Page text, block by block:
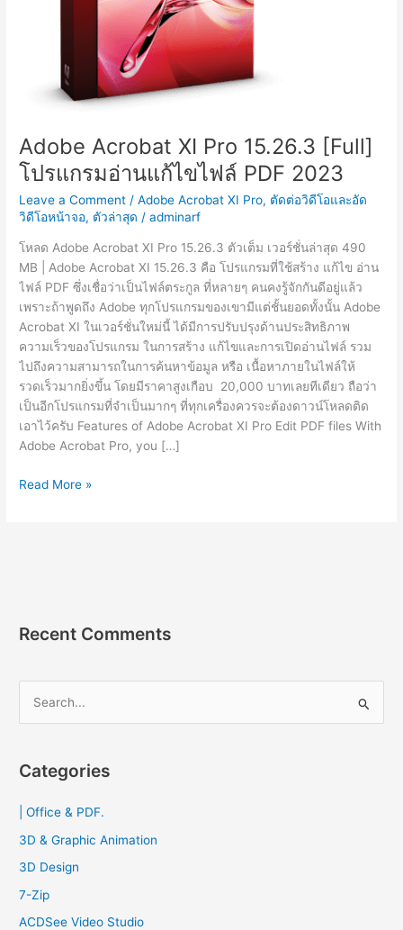
Adobe Acrobat XI Pro 15.26.3 [Full]
โปรแกรมอ่านแก้ไขไฟล์ PDF 2023
Leave a Comment /Adobe Acrobat XI Pro, ตัดต่อวิดีโอและอัด
วิดีโอหน้าจอ, ตัวล่าสุด /adminarf
โหลด Adobe Acrobat XI Pro 15.26.3 ตัวเต็ม เวอร์ชั่นล่าสุด 490
MB | Adobe Acrobat XI 15.26.3 คือ โปรแกรมที่ใช้สร้าง แก้ไข อ่าน
ไฟล์ PDF ซึ่งเชื่อว่าเป็นไฟล์ตระกูล ที่หลายๆ คนคงรู้จักกันดีอยู่แล้ว
เพราะถ้าพูดถึง Adobe ทุกโปรแกรมของเขามีแต่ชั้นยอดทั้งนั้น Adobe
Acrobat XI ในเวอร์ชั่นใหม่นี้ ได้มีการปรับปรุงด้านประสิทธิภาพ
ความเร็วของโปรแกรม ในการสร้าง แก้ไขและการเปิดอ่านไฟล์ รวม
ไปถึงความสามารถในการค้นหาข้อมูล หรือ เนื้อหาภายในไฟล์ให้
รวดเร็วมากยิ่งขึ้น โดยมีราคาสูงเกือบ 20,000 บาทเลยทีเดียว ถือว่า
เป็นอีกโปรแกรมที่จำเป็นมากๆ ที่ทุกเครื่องควรจะต้องดาวน์โหลดติด
เอาไว้ครับ Features of Adobe Acrobat XI Pro Edit PDF files With
Adobe Acrobat Pro, you […]
Adobe
แก้ไข
PDF
2023
Read More »
Recent Comments
r
f
o
Categories
| Office & PDF.
3D & Graphic Animation
3D Design
7-Zip
ACDSee Video Studio